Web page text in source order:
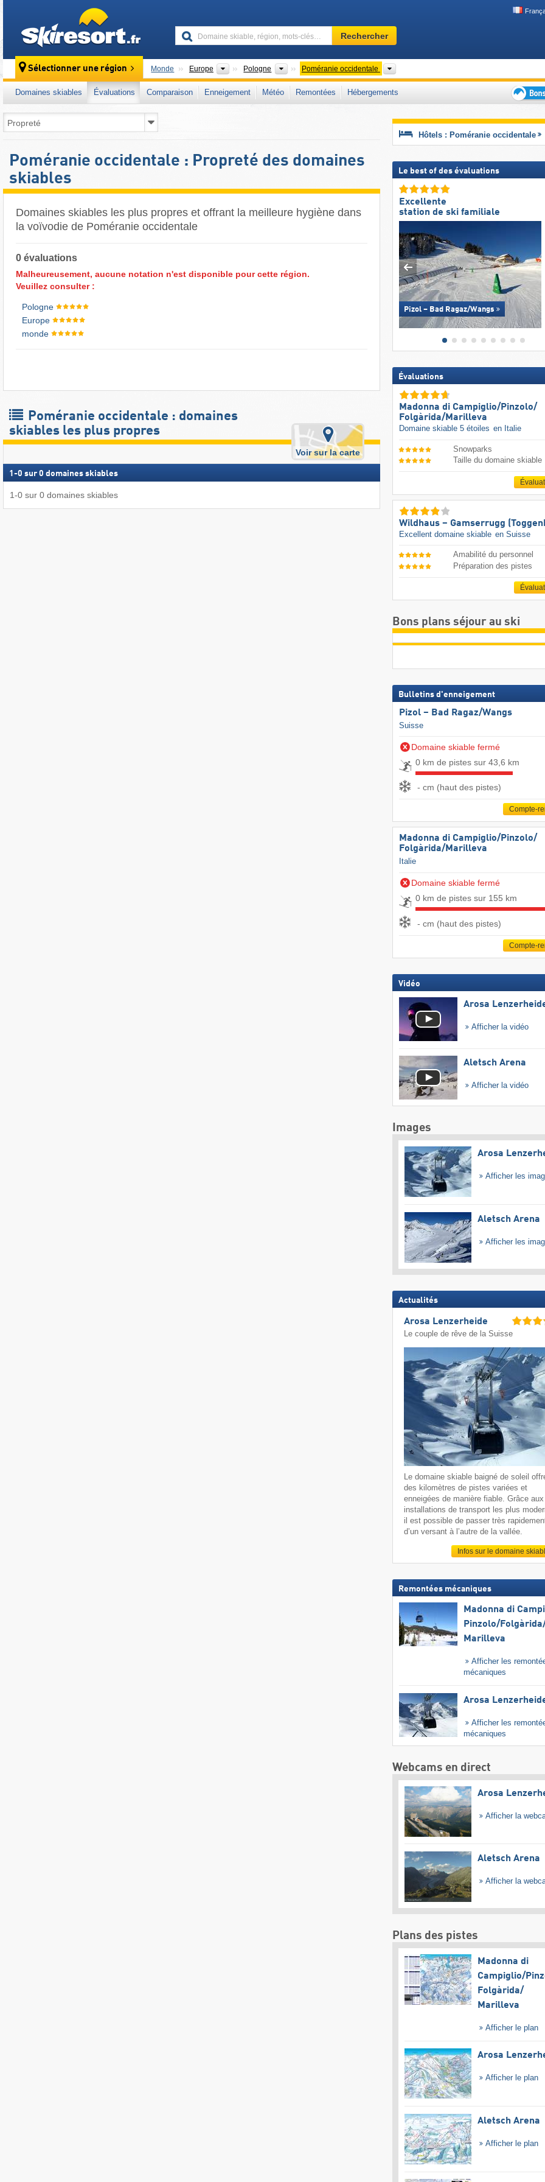
Domaine
skiable,
mots-
clés…
Rechercher
Sélectionner une région Monde Europe Continents
Pologne PaysPoméranie occidentale
Domaines skiables Évaluations Comparaison Enneigement Météo Remontées
Hébergements
plans
séjour
Poméranie occidentale : Propreté des domaines
skiables
Domaines skiables les plus propres et offrant la meilleure hygiène dans
la voïvodie de Poméranie occidentale
0 évaluations
Malheureusement, aucune notation n'est disponible pour cette région.
Veuillez consulter :
Pologne
Europe
monde
Poméranie occidentale : domaines
skiables les plus propres
Voir sur la carte
1 -0 sur0 domaines skiables
1-0 sur 0 domaines skiables
Hôtels : Poméranie occidentale
Le best of des évaluations
Excellente
station de ski familiale
Pizol – Bad Ragaz/​Wangs
Évaluations
Madonna di Campiglio/​Pinzolo/​
Folgàrida/​Marilleva
Domaine skiable 5 étoiles en Italie
Snowparks
Taille du domaine skiable
Wildhaus – Gamserrugg
Excellent domaine skiable en Suisse
Amabilité du personnel
Préparation des pistes
Bons plans séjour au ski
Bulletins d'enneigement
Pizol – Bad Ragaz/​Wangs
Suisse
Domaine skiable fermé
0 km de pistes sur 43,6 km
- cm (haut des pistes)
Compte-
Madonna di Campiglio/​Pinzolo/​
Folgàrida/​Marilleva
Italie
Domaine skiable fermé
0 km de pistes sur 155 km
- cm (haut des pistes)
Compte-
Vidéo
Arosa
Afficher la vidéo
Aletsch Arena
Afficher la vidéo
Images
Arosa
Afficher les
Aletsch Arena
Afficher les
Actualités
Arosa Lenzerheide
Le couple de rêve de la Suisse
Le domaine skiable baigné de soleil
des kilomètres de pistes variées et
enneigées de manière fiable. Grâce aux
installations de transport les plus
il est possible de passer très
d’un versant à l’autre de la vallée.
Infos sur le domaine
Remontées mécaniques
Madonna di
Pinzolo/​
Marilleva
Afficher les
mécaniques
Arosa
Afficher les
mécaniques
Webcams en direct
Arosa
Afficher la
Aletsch Arena
Afficher la
Plans des pistes
Madonna di
Campiglio/​
Folgàrida/​
Marilleva
Afficher le plan
Arosa
Afficher le plan
Aletsch Arena
Afficher le plan